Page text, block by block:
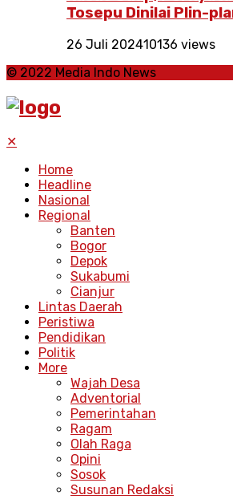
Tosepu Dinilai Plin-
26 Juli 202410136 views
© 2022 Media Indo News
✕
Home
Headline
Nasional
Regional
Banten
Bogor
Depok
Sukabumi
Cianjur
Lintas Daerah
Peristiwa
Pendidikan
Politik
More
Wajah Desa
Adventorial
Pemerintahan
Ragam
Olah Raga
Opini
Sosok
Susunan Redaksi